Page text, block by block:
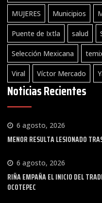
MUJERES Municipios
Puente de Ixtla salud
Selección Mexicana
Viral Víctor Mercado
Noticias Recientes
6 agosto, 2026
MENOR RESULTA LESIONADO
6 agosto, 2026
RIÑA EMPAÑA EL INICIO DEL
OCOTEPEC